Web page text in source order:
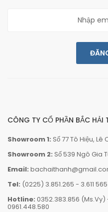
CÔNG TY CỔ PHẦN BẮC HẢI
Showroom 1: Số 77 Tô Hiệu, Lê
Showroom 2: Số 539 Ngô Gia
Email:
Tel: (0225) 3.851.265 - 3.611 565
Hotline: 0352.383.856 (Ms.Vy)
0961.448.580